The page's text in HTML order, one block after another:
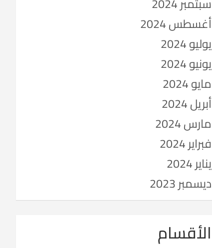
أغسطس 2024
يوليو 2024
يونيو 2024
مايو 2024
أبريل 2024
مارس 2024
فبراير 2024
يناير 2024
ديسمبر 2023
الأقسام